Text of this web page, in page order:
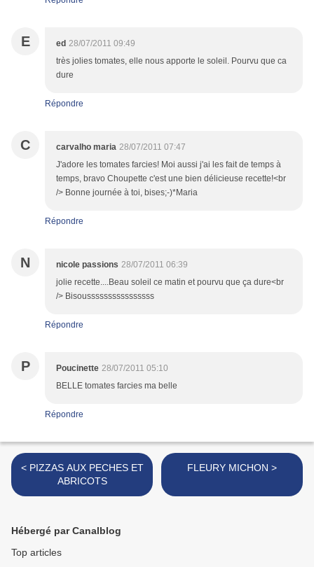
E ed 28/07/2011 09:49
très jolies tomates, elle nous apporte le soleil. Pourvu que ca
dure
Répondre
C carvalho maria 28/07/2011 07:47
J'adore les tomates farcies! Moi aussi j'ai les fait de temps à
temps, bravo Choupette c'est une bien délicieuse recette!<br
/> Bonne journée à toi, bises;-)*Maria
Répondre
N nicole passions 28/07/2011 06:39
jolie recette....Beau soleil ce matin et pourvu que ça dure<br
/> Bisoussssssssssssssss
Répondre
P Poucinette 28/07/2011 05:10
BELLE tomates farcies ma belle
Répondre
< PIZZAS AUX PECHES ET
ABRICOTS
FLEURY MICHON >
Hébergé par Canalblog
Top articles